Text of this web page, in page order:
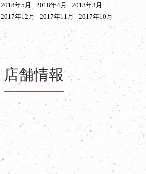
2018年5月 2018年4月
2018年3月
2017年12月 2017年11月
2017年10月
店舗情報